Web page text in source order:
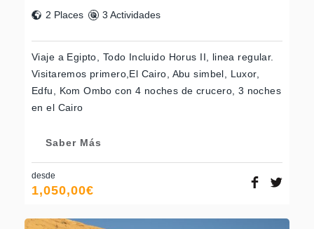
2 Places 3 Actividades
Viaje a Egipto, Todo Incluido Horus II, linea regular.
Visitaremos primero,El Cairo, Abu simbel, Luxor,
Edfu, Kom Ombo con 4 noches de crucero, 3 noches
en el Cairo
Saber Más
desde
1,050,00€